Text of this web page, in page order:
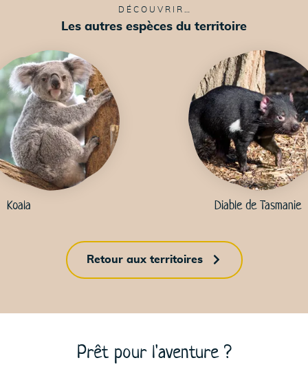
DÉCOUVRIR…
Les autres espèces du territoire
Koala Diable de Tasmanie
Retour aux territoires
Prêt pour l'aventure ?